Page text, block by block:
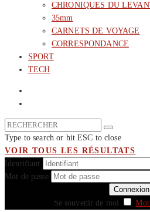
CHRONIQUES DU
35mm
CARNETS DE VOYAGE
CORRESPONDANCE
SPORT
TECH
Type to search or hit ESC to close
VOIR TOUS LES RÉSULTATS
Identifiant
Mot de passe
Se souvenir de moi Mot